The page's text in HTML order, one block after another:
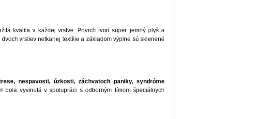
kvalita v každej vrstve. Povrch tvorí super jemný plyš a
vrstiev netkanej textílie a základom výplne sú sklenené
nespavosti, úzkosti, záchvatoch paniky, syndróme
bola vyvinutá v spolupráci s odborným tímom špeciálnych